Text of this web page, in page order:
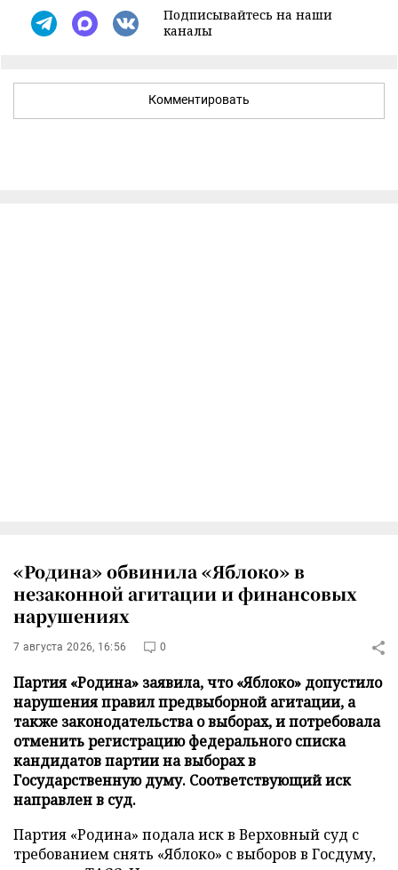
Подписывайтесь на наши
каналы
Комментировать
«Родина» обвинила «Яблоко» в
незаконной агитации и финансовых
нарушениях
7 августа 2026, 16:56 0
Партия «Родина» заявила, что «Яблоко» допустило
нарушения правил предвыборной агитации, а
также законодательства о выборах, и потребовала
отменить регистрацию федерального списка
кандидатов партии на выборах в
Государственную думу. Соответствующий иск
направлен в суд.
Партия «Родина» подала иск в Верховный суд с
требованием снять «Яблоко» с выборов в Госдуму,